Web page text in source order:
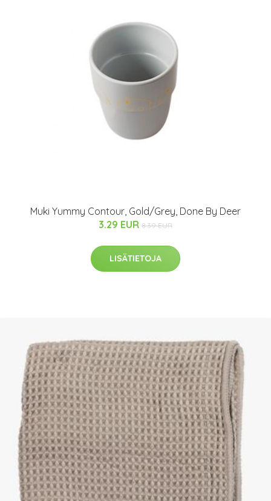
Muki Yummy Contour, Gold/Grey, Done By Deer
3.29 EUR 8.39 EUR
LISÄTIETOJA